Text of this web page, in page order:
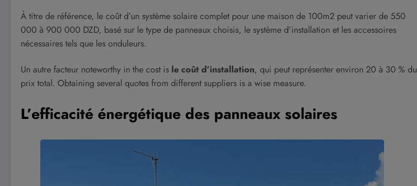
À titre de référence, le coût d’un système solaire complet pour une maison de 100m2 peut varier de 550
000 à 900 000 DZD, basé sur le type de panneaux choisis, le système d’installation et les accessoires
nécessaires tels que les onduleurs.
Un autre facteur noteworthy in the cost is le coût d’installation, qui peut représenter environ 20 à 30 % du
prix total. Obtaining several quotes from different suppliers is a wise measure.
L’efficacité énergétique des panneaux solaires